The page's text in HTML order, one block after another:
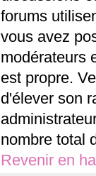
forums
vous avez
modérateurs
est propre.
d'élever son
nombre total
Revenir en